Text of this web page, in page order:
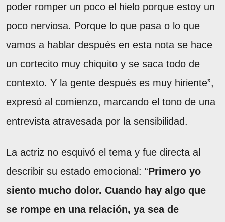
poder romper un poco el hielo porque estoy un
poco nerviosa. Porque lo que pasa o lo que
vamos a hablar después en esta nota se hace
un cortecito muy chiquito y se saca todo de
contexto. Y la gente después es muy hiriente”,
expresó al comienzo, marcando el tono de una
entrevista atravesada por la sensibilidad.
La actriz no esquivó el tema y fue directa al
describir su estado emocional: “Primero yo
siento mucho dolor. Cuando hay algo que
se rompe en una relación, ya sea de